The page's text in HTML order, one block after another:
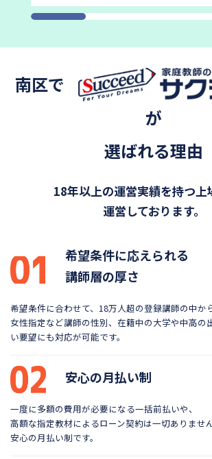
南区で
が
選ばれる理由
18年以上の運営実績を持つ上
運営しております。
希望条件に応えられる
講師層の厚さ
希望条件に合わせて、18万人超の登録講師の中か
女性指定など講師の性別、在籍中の大学や中高の
い要望にも対応が可能です。
安心の月払い制
一度に多額の費用が必要になる一括前払いや、
高額な指定教材によるローン契約は一切ありません
安心の月払い制です。